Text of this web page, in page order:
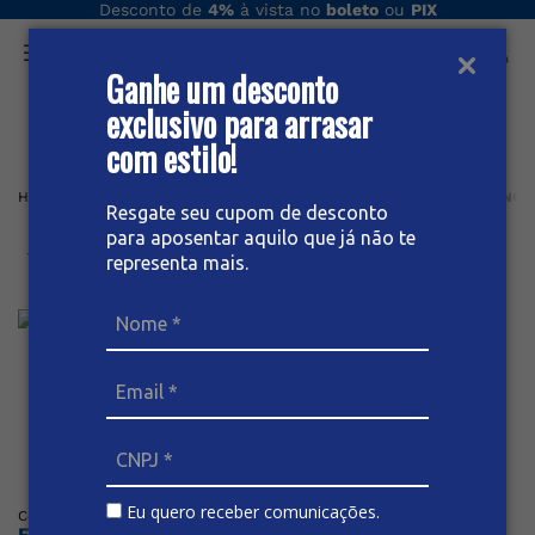
Ganhe um desconto
exclusivo para arrasar
com estilo!
Resgate seu cupom de desconto
para aposentar aquilo que já não te
representa mais.
Eu quero receber comunicações.
Desconto de 4%à vista no boletoou PIX
O que você procura hoje?
Home
Short Jeans B/ Virada Feminino
Plus Size
Posicione o mouse sob a imagem para dar zoom
Código 65826 BIVIK